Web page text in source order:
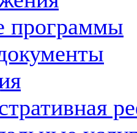
программы